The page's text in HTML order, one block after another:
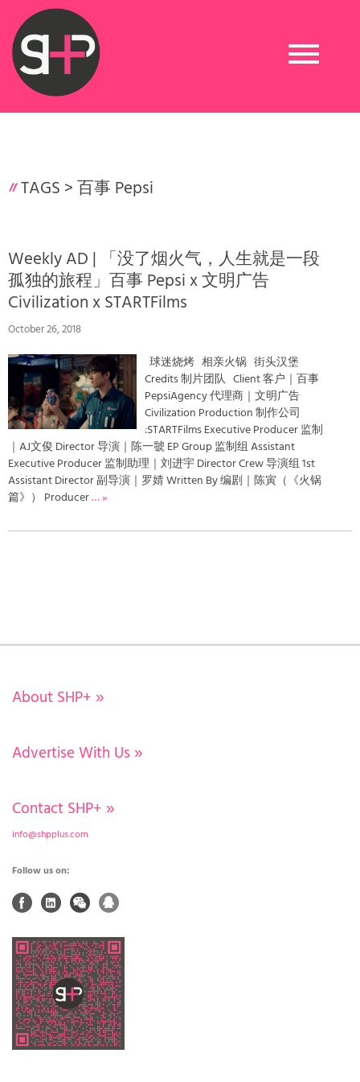
Toggle
navigation
TAGS >百事 Pepsi
Weekly AD | 「没了烟火气，人生就是一段
孤独的旅程」百事 Pepsi x 文明广告
Civilization x STARTFilms
October 26, 2018
球迷烧烤 相亲火锅 街头汉堡
Credits 制片团队 Client 客户｜百事
PepsiAgency 代理商｜文明广告
Civilization Production 制作公司
:STARTFilms Executive Producer 监制
｜AJ文俊 Director 导演｜陈一虢 EP Group 监制组 Assistant
Executive Producer 监制助理｜刘进宇 Director Crew 导演组 1st
Assistant Director 副导演｜罗婧 Written By 编剧｜陈寅（《火锅
篇》） Producer… »
About SHP+ »
Advertise With Us »
Contact SHP+ »
info@shpplus.com
Follow us on: